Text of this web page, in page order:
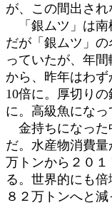
が、この間出され
「銀ムツ」は南
だが「銀ムツ」
っていたが、年
から、昨年はわ
10倍に。厚切り
に。高級魚になっ
金持ちになった
だ。水産物消費
万トンから２０
る。世界的にも
８２万トンへと